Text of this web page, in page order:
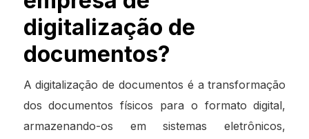
digitalização de
documentos?
A digitalização de documentos é a transformação
dos documentos físicos para o formato digital,
armazenando-os em sistemas eletrônicos,